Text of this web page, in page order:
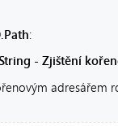
:
- Zjištění
adresářem